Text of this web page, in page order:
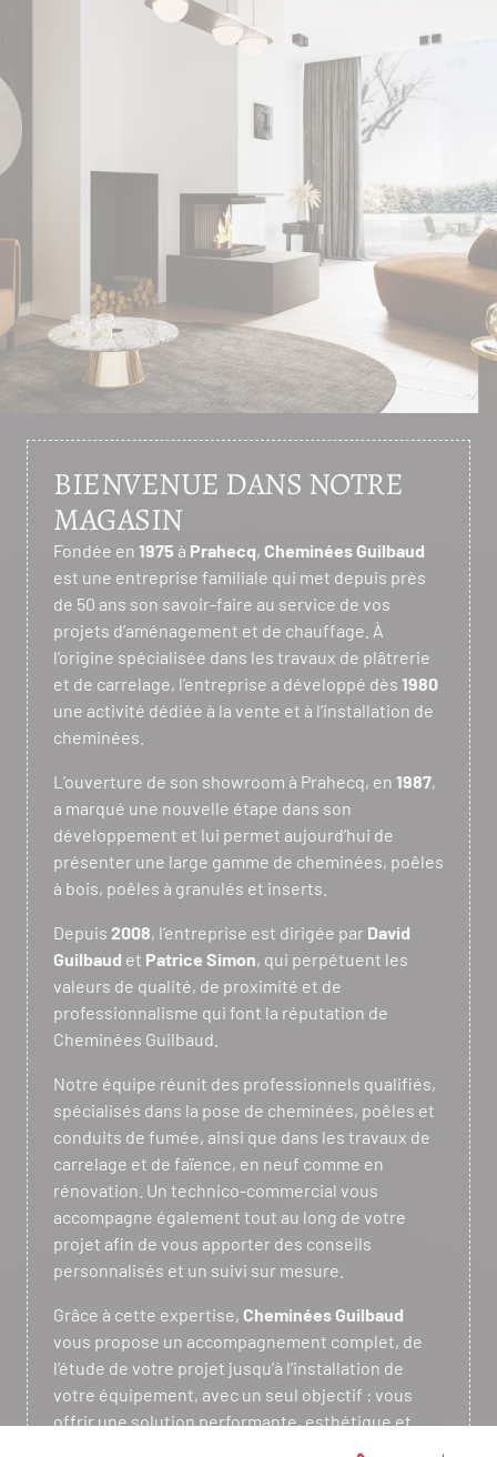
BIENVENUE DANS NOTRE
MAGASIN
Fondée en 1975 à Prahecq, Cheminées Guilbaud
est une entreprise familiale qui met depuis près
de 50 ans son savoir-faire au service de vos
projets d’aménagement et de chauffage. À
l’origine spécialisée dans les travaux de plâtrerie
et de carrelage, l’entreprise a développé dès 1980
une activité dédiée à la vente et à l’installation de
cheminées.
L’ouverture de son showroom à Prahecq, en 1987,
a marqué une nouvelle étape dans son
développement et lui permet aujourd’hui de
présenter une large gamme de cheminées, poêles
à bois, poêles à granulés et inserts.
Depuis 2008, l’entreprise est dirigée par David
Guilbaud et Patrice Simon, qui perpétuent les
valeurs de qualité, de proximité et de
professionnalisme qui font la réputation de
Cheminées Guilbaud.
Notre équipe réunit des professionnels qualifiés,
spécialisés dans la pose de cheminées, poêles et
conduits de fumée, ainsi que dans les travaux de
carrelage et de faïence, en neuf comme en
rénovation. Un technico-commercial vous
accompagne également tout au long de votre
projet afin de vous apporter des conseils
personnalisés et un suivi sur mesure.
Grâce à cette expertise, Cheminées Guilbaud
vous propose un accompagnement complet, de
l’étude de votre projet jusqu’à l’installation de
votre équipement, avec un seul objectif : vous
offrir une solution performante, esthétique et